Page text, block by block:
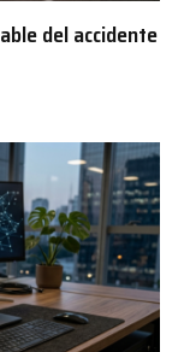
del accidente